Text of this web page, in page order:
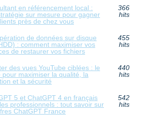
en référencement local :
sur mesure pour gagner
près de chez vous
366
hits
de données sur disque
: comment maximiser vos
de restaurer vos fichiers
455
hits
des vues YouTube ciblées : le
pour maximiser la qualité, la
et la sécurité
440
hits
5 et ChatGPT 4 en français
professionnels : tout savoir sur
ChatGPT France
542
hits